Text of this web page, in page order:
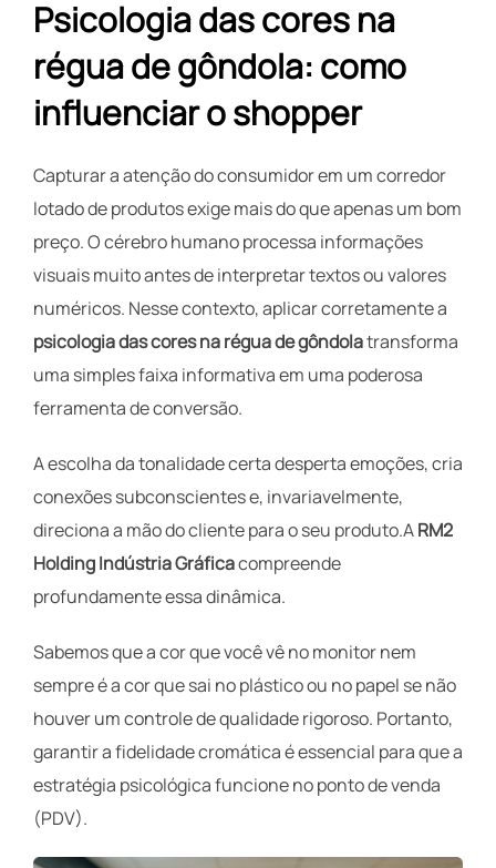
Psicologia das cores na
régua de gôndola: como
influenciar o shopper
Capturar a atenção do consumidor em um corredor
lotado de produtos exige mais do que apenas um bom
preço. O cérebro humano processa informações
visuais muito antes de interpretar textos ou valores
numéricos. Nesse contexto, aplicar corretamente a
psicologia das cores na régua de gôndolatransforma
uma simples faixa informativa em uma poderosa
ferramenta de conversão.
A escolha da tonalidade certa desperta emoções, cria
conexões subconscientes e, invariavelmente,
direciona a mão do cliente para o seu produto.ARM2
Holding Indústria Gráficacompreende
profundamente essa dinâmica.
Sabemos que a cor que você vê no monitor nem
sempre é a cor que sai no plástico ou no papel se não
houver um controle de qualidade rigoroso. Portanto,
garantir a fidelidade cromática é essencial para que a
estratégia psicológica funcione no ponto de venda
(PDV).